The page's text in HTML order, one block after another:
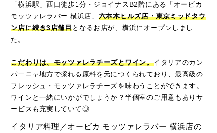
「横浜駅」西口徒歩1分・ジョイナスB2階にある「オービカ
モッツァレラバー 横浜店」 六本木ヒルズ店・東京ミッドタウ
ン店に続き3店舗目となるお店が、横浜にオープンしまし
た。
こだわりは、モッツァレラチーズとワイン。イタリアのカン
パーニャ地方で採れる原料を元につくられており、最高級の
フレッシュ・モッツァレラチーズを味わうことができます。
ワインと一緒にいかがでしょうか？半個室のご用意もありサ
ービスも充実していて◎
イタリア料理／オービカ モッツァレラバー 横浜店の